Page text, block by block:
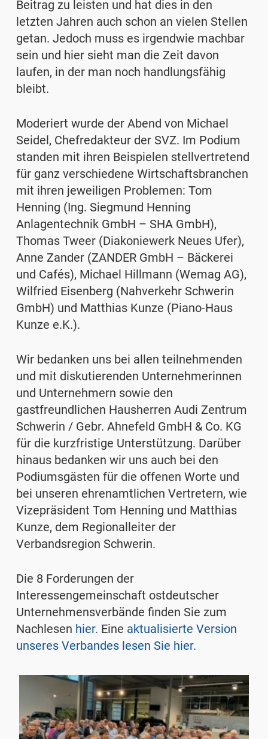
Beitrag zu leisten und hat dies in den
letzten Jahren auch schon an vielen Stellen
getan. Jedoch muss es irgendwie machbar
sein und hier sieht man die Zeit davon
laufen, in der man noch handlungsfähig
bleibt.
Moderiert wurde der Abend von Michael
Seidel, Chefredakteur der SVZ. Im Podium
standen mit ihren Beispielen stellvertretend
für ganz verschiedene Wirtschaftsbranchen
mit ihren jeweiligen Problemen: Tom
Henning (Ing. Siegmund Henning
Anlagentechnik GmbH – SHA GmbH),
Thomas Tweer (Diakoniewerk Neues Ufer),
Anne Zander (ZANDER GmbH – Bäckerei
und Cafés), Michael Hillmann (Wemag AG),
Wilfried Eisenberg (Nahverkehr Schwerin
GmbH) und Matthias Kunze (Piano-Haus
Kunze e.K.).
Wir bedanken uns bei allen teilnehmenden
und mit diskutierenden Unternehmerinnen
und Unternehmern sowie den
gastfreundlichen Hausherren Audi Zentrum
Schwerin / Gebr. Ahnefeld GmbH & Co. KG
für die kurzfristige Unterstützung. Darüber
hinaus bedanken wir uns auch bei den
Podiumsgästen für die offenen Worte und
bei unseren ehrenamtlichen Vertretern, wie
Vizepräsident Tom Henning und Matthias
Kunze, dem Regionalleiter der
Verbandsregion Schwerin.
Die 8 Forderungen der
Interessengemeinschaft ostdeutscher
Unternehmensverbände finden Sie zum
Nachlesen hier. Eine aktualisierte Version
unseres Verbandes lesen Sie hier.